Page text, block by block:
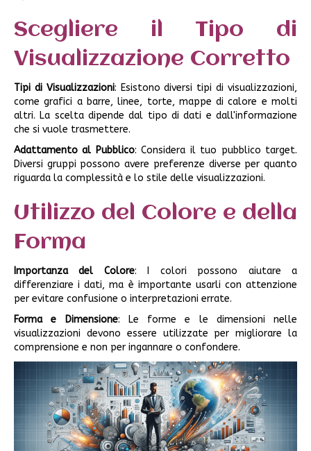
Scegliere il Tipo di
Visualizzazione Corretto
Tipi di Visualizzazioni: Esistono diversi tipi di visualizzazioni,
come grafici a barre, linee, torte, mappe di calore e molti
altri. La scelta dipende dal tipo di dati e dall'informazione
che si vuole trasmettere.
Adattamento al Pubblico: Considera il tuo pubblico target.
Diversi gruppi possono avere preferenze diverse per quanto
riguarda la complessità e lo stile delle visualizzazioni.
Utilizzo del Colore e della
Forma
Importanza del Colore: I colori possono aiutare a
differenziare i dati, ma è importante usarli con attenzione
per evitare confusione o interpretazioni errate.
Forma e Dimensione: Le forme e le dimensioni nelle
visualizzazioni devono essere utilizzate per migliorare la
comprensione e non per ingannare o confondere.